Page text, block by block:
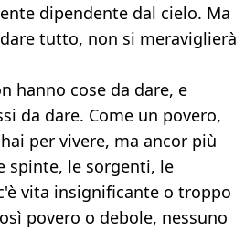
dipendente dal cielo. Ma
tutto, non si meraviglierà
hanno cose da dare, e
da dare. Come un povero,
per vivere, ma ancor più
spinte, le sorgenti, le
vita insignificante o troppo
povero o debole, nessuno